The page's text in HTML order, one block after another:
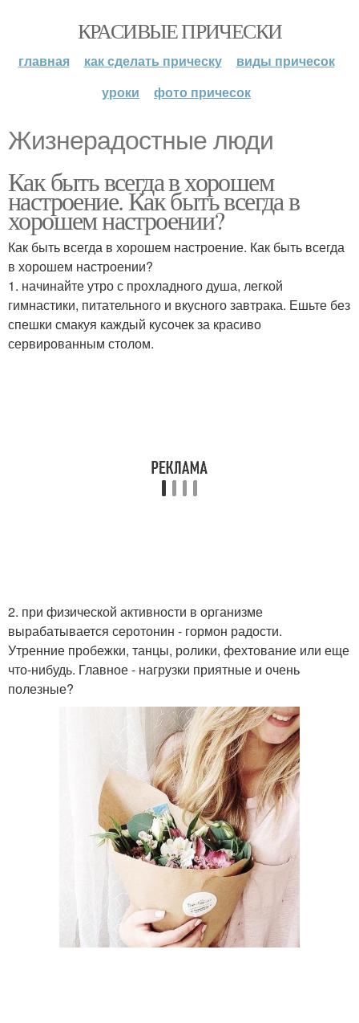
КРАСИВЫЕ ПРИЧЕСКИ
главная как сделать прическу
виды причесок
уроки
фото причесок
Жизнерадостные люди
Как быть всегда в хорошем
настроение. Как быть всегда в
хорошем настроении?
Как быть всегда в хорошем настроение. Как быть всегда
в хорошем настроении?
1. начинайте утро с прохладного душа, легкой
гимнастики, питательного и вкусного завтрака. Ешьте без
спешки смакуя каждый кусочек за красиво
сервированным столом.
2. при физической активности в организме
вырабатывается серотонин - гормон радости.
Утренние пробежки, танцы, ролики, фехтование или еще
что-нибудь. Главное - нагрузки приятные и очень
полезные?